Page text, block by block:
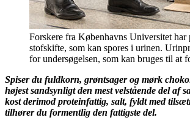
Forskere fra Københavns Universitet
stofskifte, som kan spores i urinen.
for undersøgelsen, som kan bruges til at
Spiser du fuldkorn, grøntsager og mørk
højest sandsynligt den mest velstående del af
kost derimod proteinfattig, salt, fyldt med
tilhører du formentlig den fattigste del.